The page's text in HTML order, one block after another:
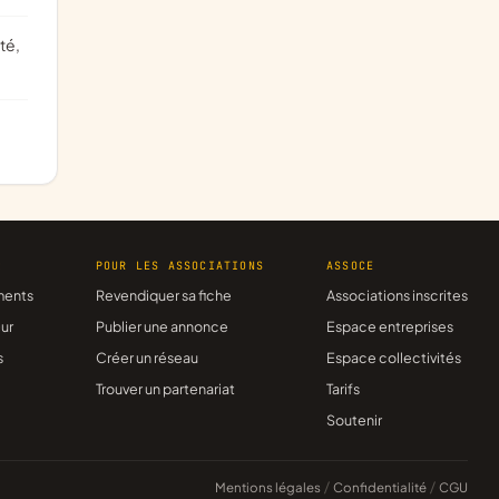
POUR LES ASSOCIATIONS
Revendiquer sa fiche
Publier une annonce
Créer un réseau
Trouver un partenariat
ASSOCE
Associations inscrites
Espace entreprises
Espace collectivités
Tarifs
Soutenir
Mentions légales / Confidentialité / CGU